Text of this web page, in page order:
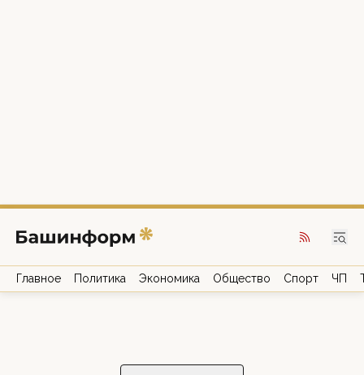
Главное Политика Экономика Общество Спорт ЧП